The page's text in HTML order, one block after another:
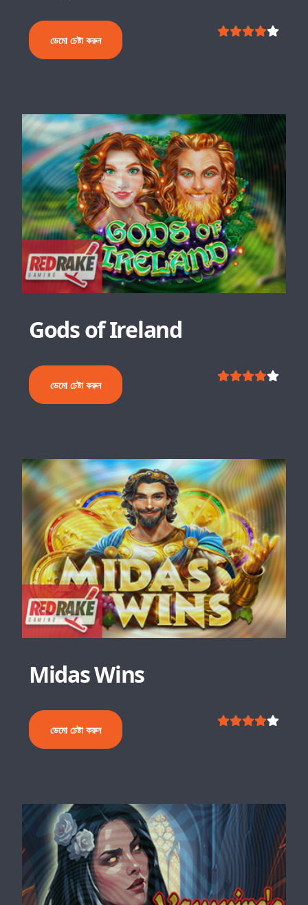
ডেমো চেষ্টা করুন
Gods of Ireland
ডেমো চেষ্টা করুন
Midas Wins
ডেমো চেষ্টা করুন